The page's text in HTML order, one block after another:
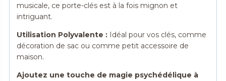
musicale, ce porte-clés est à la fois mignon et
intriguant.
Utilisation Polyvalente : Idéal pour vos clés, comme
décoration de sac ou comme petit accessoire de
maison.
Ajoutez une touche de magie psychédélique à